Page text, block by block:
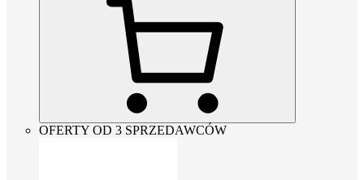
OFERTY OD 3 SPRZEDAWCÓW